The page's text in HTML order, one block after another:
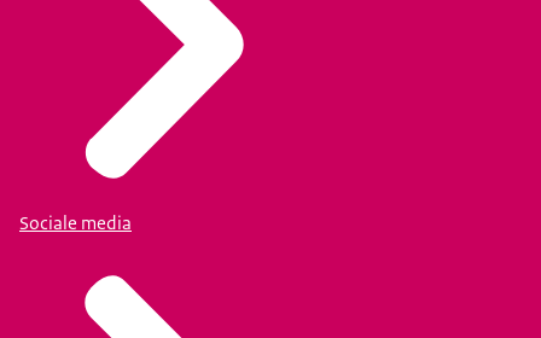
Sociale media